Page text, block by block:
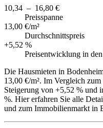
10,34 – 16,80 €
Preisspanne
13,00 €/m²
Durchschnittspreis
+5,52 %
Preisentwicklung in
Die Hausmieten in
13,00 €/m². Im Vergleich
Steigerung von +5,52 % und
%. Hier erfahren Sie alle
und zum Immobilienmarkt in